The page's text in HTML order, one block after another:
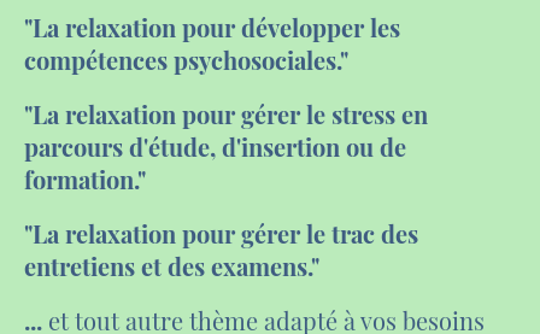
"La relaxation pour développer les
compétences psychosociales."
"La relaxation pour gérer le stress en
parcours d'étude, d'insertion ou de
formation."
"La relaxation pour gérer le trac des
entretiens et des examens."
... et tout autre thème adapté à vos besoins